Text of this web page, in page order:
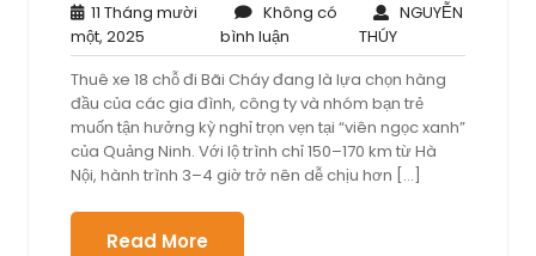
11 Tháng mười
một, 2025
Tháng
mười
một,
2025
Không có
bình luậnKhông
có
bình
luận
NGUYỄN
THÚYNGUYỄN
THÚY
Thuê xe 18 chỗ đi Bãi Cháy đang là lựa chọn hàng
đầu của các gia đình, công ty và nhóm bạn trẻ
muốn tận hưởng kỳ nghỉ trọn vẹn tại “viên ngọc xanh”
của Quảng Ninh. Với lộ trình chỉ 150–170 km từ Hà
Nội, hành trình 3–4 giờ trở nên dễ chịu hơn […]
Read More